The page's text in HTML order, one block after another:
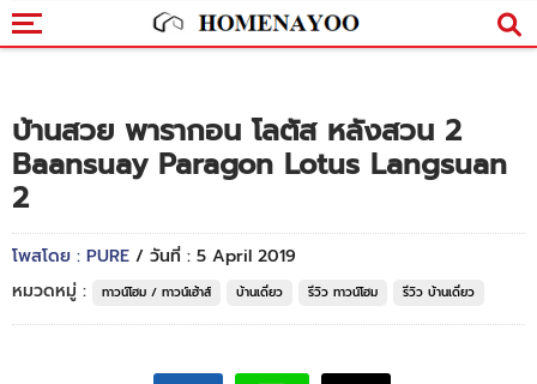
บ้านสวย พารากอน โลตัส หลังสวน 2
Baansuay Paragon Lotus Langsuan
2
โพสโดย : PURE / วันที่ : 5 April 2019
หมวดหมู่ :
ทาวน์โฮม / ทาวน์เฮ้าส์ บ้านเดี่ยว รีวิว ทาวน์โฮม รีวิว บ้านเดี่ยว